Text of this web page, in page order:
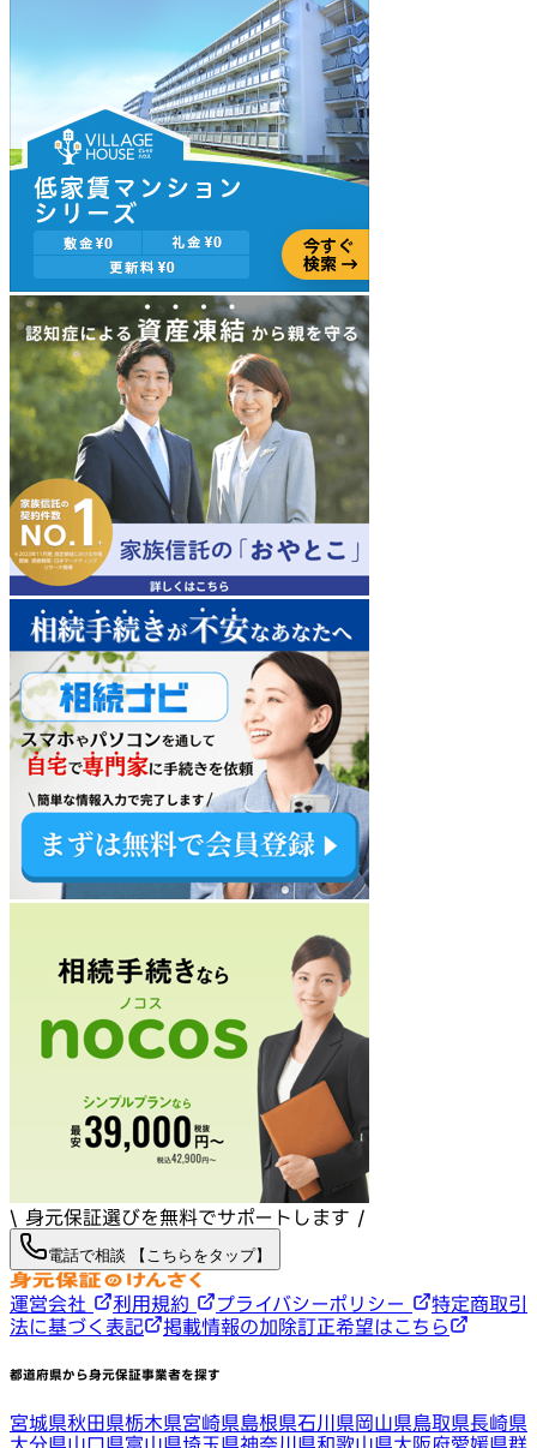
\ 身元保証選びを無料でサポートします /
電話で相談 【こちらをタップ】
運営会社 利用規約 プライバシーポリシー
特定商取引
法に基づく表記
掲載情報の加除訂正希望はこちら
都道府県から身元保証事業者を探す
宮城県秋田県栃木県宮崎県島根県石川県岡山県鳥取県長崎県